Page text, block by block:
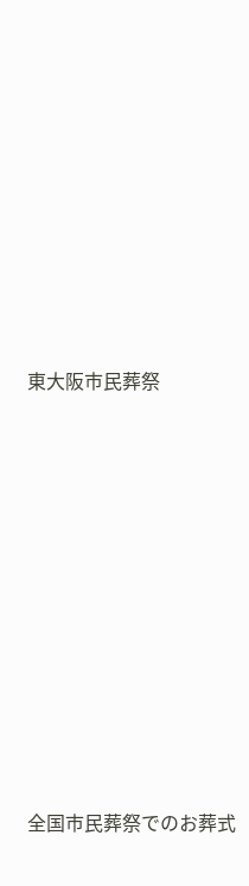
東大阪市民葬祭
全国市民葬祭でのお葬式